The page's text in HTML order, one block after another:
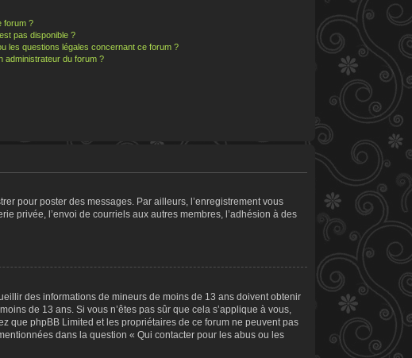
forum ?
pas disponible ?
les questions légales concernant ce forum ?
administrateur du forum ?
pour poster des messages. Par ailleurs, l’enregistrement vous
privée, l’envoi de courriels aux autres membres, l’adhésion à des
des informations de mineurs de moins de 13 ans doivent obtenir
de 13 ans. Si vous n’êtes pas sûr que cela s’applique à vous,
que phpBB Limited et les propriétaires de ce forum ne peuvent pas
dans la question « Qui contacter pour les abus ou les